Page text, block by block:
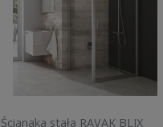
Ścianaka stała RAVAK BLIX